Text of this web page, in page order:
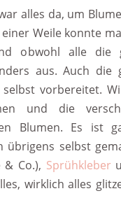
alles da, um
Weile konnte
obwohl alle die
aus. Auch die
vorbereitet.
und die
Blumen. Es ist
übrigens selbst
Co.), Sprühkleber
wirklich alles